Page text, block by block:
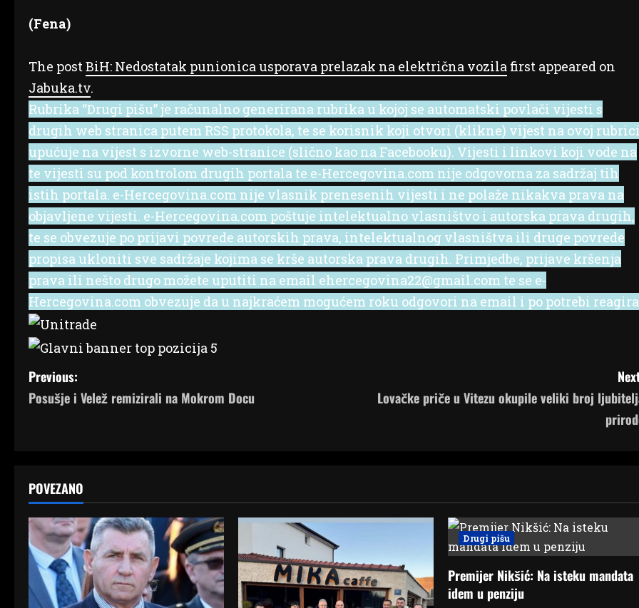
(Fena)
The postBiH: Nedostatak punionica usporava prelazak na električna vozila first appeared on
Jabuka.tv.
Rubrika “Drugi pišu” je računalno generirana rubrika u kojoj se automatski povlači vijesti s
drugih web stranica putem RSS protokola, te se korisnik koji otvori (klikne) vijest na ovoj
upućuje na vijest s izvorne web-stranice (slično kao na Facebooku). Vijesti i linkovi koji vode na
te vijesti su pod kontrolom drugih portala te e-Hercegovina.com nije odgovorna za sadržaj tih
istih portala. e-Hercegovina.com nije vlasnik prenesenih vijesti i ne polaže nikakva prava na
objavljene vijesti. e-Hercegovina.com poštuje intelektualno vlasništvo i autorska prava drugih,
te se obvezuje po prijavi povrede autorskih prava, intelektualnog vlasništva ili druge povrede
propisa ukloniti sve sadržaje kojima se krše autorska prava drugih. Primjedbe, prijave kršenja
prava ili nešto drugo možete uputiti na email ehercegovina22@gmail.com te se e-
Hercegovina.com obvezuje da u najkraćem mogućem roku odgovori na email i po potrebi
P
o
n
a
v
i
Previous:
Posušje i Velež remizirali na Mokrom Docu
Lovačke priče u Vitezu okupile veliki broj
POVEZANO
Drugi pišu
Premijer Nikšić: Na isteku mandata
idem u penziju